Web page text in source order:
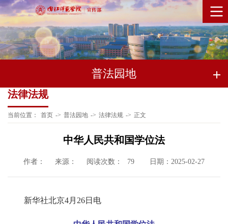
普法园地
法律法规
当前位置： 首页 -> 普法园地 -> 法律法规 -> 正文
中华人民共和国学位法
作者： 来源： 阅读次数： 79 日期：2025-02-27
新华社北京4月26日电